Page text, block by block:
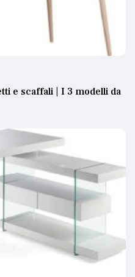
e scaffali | I 3 modelli da